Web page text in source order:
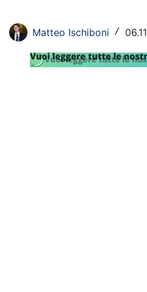
Social
Calcio
Matteo Ischiboni /